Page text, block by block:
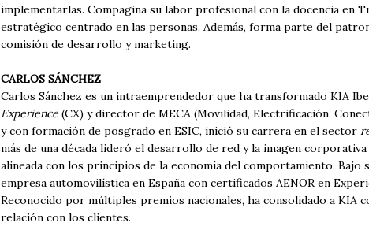
implementarlas. Compagina su labor profesional con la docencia en
estratégico centrado en las personas. Además, forma parte del
comisión de desarrollo y marketing.
CARLOS SÁNCHEZ
Carlos Sánchez es un intraemprendedor que ha transformado KIA
Experience (CX) y director de MECA (Movilidad, Electrificación,
y con formación de posgrado en ESIC, inició su carrera en el sector
más de una década lideró el desarrollo de red y la imagen
alineada con los principios de la economía del comportamiento.
empresa automovilística en España con certificados AENOR en
Reconocido por múltiples premios nacionales, ha consolidado a KIA
relación con los clientes.